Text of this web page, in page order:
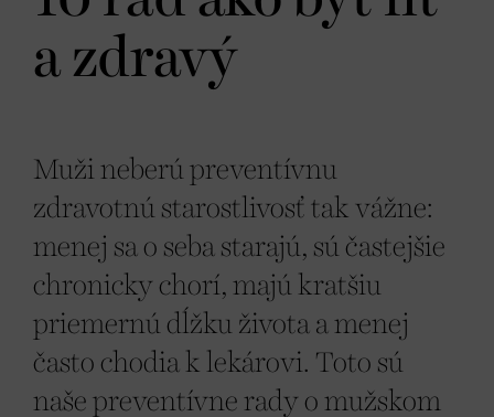
a zdravý
Muži neberú preventívnu
zdravotnú starostlivosť tak vážne:
menej sa o seba starajú, sú častejšie
chronicky chorí, majú kratšiu
priemernú dĺžku života a menej
často chodia k lekárovi. Toto sú
naše preventívne rady o mužskom